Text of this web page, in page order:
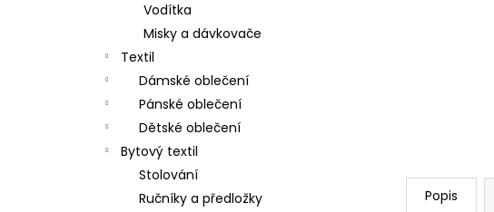
Vodítka
Misky a dávkovače
Textil
Dámské oblečení
Pánské oblečení
Dětské oblečení
Bytový textil
Stolování
Ručníky a předložky
Popis